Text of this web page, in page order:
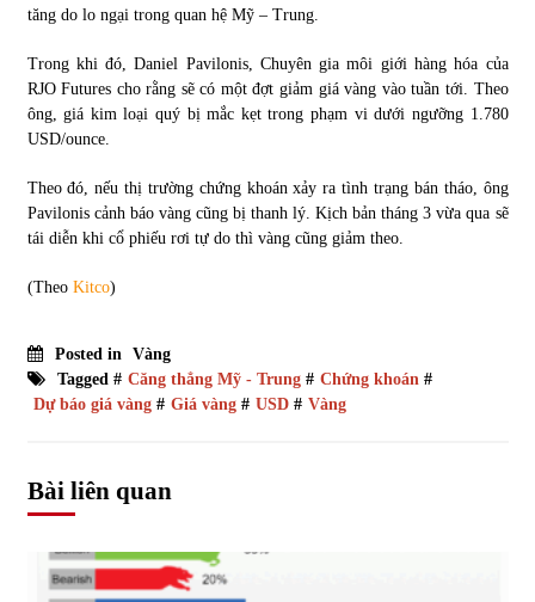
tăng do lo ngại trong quan hệ Mỹ – Trung.
Trong khi đó, Daniel Pavilonis, Chuyên gia môi giới hàng hóa của
RJO Futures cho rằng sẽ có một đợt giảm giá vàng vào tuần tới. Theo
ông, giá kim loại quý bị mắc kẹt trong phạm vi dưới ngưỡng 1.780
USD/ounce.
Theo đó, nếu thị trường chứng khoán xảy ra tình trạng bán tháo, ông
Pavilonis cảnh báo vàng cũng bị thanh lý. Kịch bản tháng 3 vừa qua sẽ
tái diễn khi cổ phiếu rơi tự do thì vàng cũng giảm theo.
(Theo Kitco)
Posted in
Vàng
Tagged # Căng thẳng Mỹ - Trung# Chứng khoán #
Dự báo giá vàng# Giá vàng# USD# Vàng
Bài liên quan